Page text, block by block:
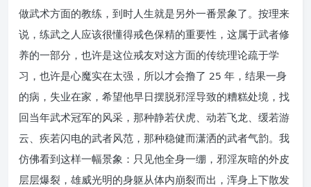
做武术方面的教练，到时人生就是另外一番景象了。按理来
说，练武之人应该很懂得戒色保精的重要性，这属于武者修
养的一部分，也许是这位戒友对这方面的传统理论疏于学
习，也许是心魔实在太强，所以才会撸了 25 年，结果一身
的病，失业在家，希望他早日摆脱邪淫导致的糟糕处境，找
回当年武术冠军的风采，那种静若伏虎、动若飞龙、缓若游
云、疾若闪电的武者风范，那种稳健而潇洒的武者气韵。我
仿佛看到这样一幅景象：只见他全身一绷，邪淫灰暗的外皮
层层爆裂，雄威光明的身躯从体内崩裂而出，浑身上下散发